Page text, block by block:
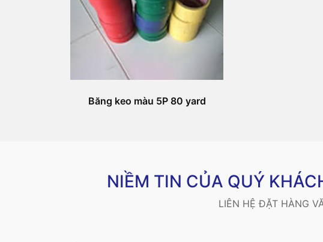
Băng keo màu 5P 80 yard
NIỀM TIN CỦA QUÝ
LIÊN HỆ ĐẶT HÀNG